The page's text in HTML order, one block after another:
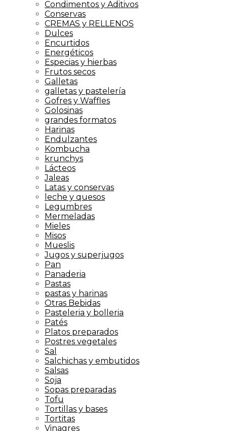
Condimentos y Aditivos
Conservas
CREMAS y RELLENOS
Dulces
Encurtidos
Energéticos
Especias y hierbas
Frutos secos
Galletas
galletas y pastelería
Gofres y Waffles
Golosinas
grandes formatos
Harinas
Endulzantes
Kombucha
krunchys
Lácteos
Jaleas
Latas y conservas
leche y quesos
Legumbres
Mermeladas
Mieles
Misos
Mueslis
Jugos y superjugos
Pan
Panaderia
Pastas
pastas y harinas
Otras Bebidas
Pasteleria y bolleria
Patés
Platos preparados
Postres vegetales
Sal
Salchichas y embutidos
Salsas
Soja
Sopas preparadas
Tofu
Tortillas y bases
Tortitas
Vinagres